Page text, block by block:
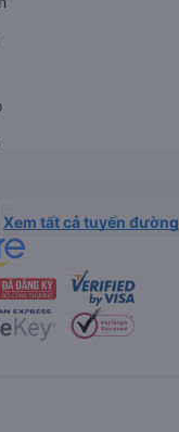
Xem tất cả tuyến đường